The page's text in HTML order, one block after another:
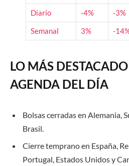
Diario -4% -3%
Semanal
3% -
LO MÁS
AGENDA DEL DÍA
Bolsas cerradas en Alemania,
Brasil.
Cierre temprano en España,
Portugal, Estados Unidos y